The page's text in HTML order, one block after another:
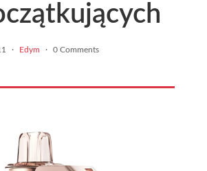
· Edym · 0 Comments